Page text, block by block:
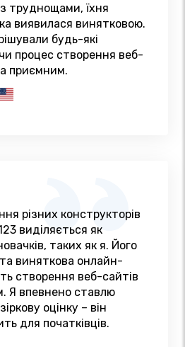
труднощами, їхня
виявилася винятковою.
будь-які
процес створення веб-
приємним.
різних конструкторів
виділяється як
таких як я. Його
виняткова онлайн-
створення веб-сайтів
Я впевнено ставлю
оцінку – він
для початківців.